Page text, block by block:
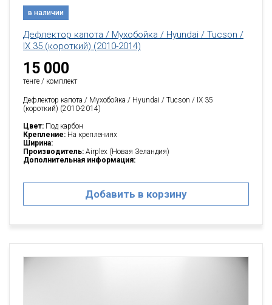
в наличии
Дефлектор капота / Мухобойка / Hyundai / Tucson /
IX 35 (короткий) (2010-2014)
15 000
тенге / комплект
Дефлектор капота / Мухобойка / Hyundai / Tucson / IX 35
(короткий) (2010-2014)
Цвет: Под карбон
Крепление: На креплениях
Ширина:
Производитель: Airplex (Новая Зеландия)
Дополнительная информация:
Добавить в корзину